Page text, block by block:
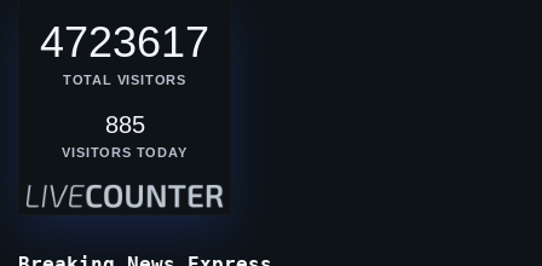
4723617
TOTAL VISITORS
885
VISITORS TODAY